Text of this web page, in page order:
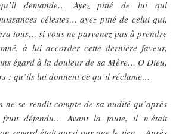
demande… Ayez pitié de lui qui
célestes… ayez pitié de celui qui,
tous… si vous ne parvenez pas à prendre
à lui accorder cette dernière faveur,
égard à la douleur de sa Mère… O Dieu,
: qu’ils lui donnent ce qu’il réclame…
ne se rendit compte de sa nudité qu’après
défendu… Avant la faute, il n’était